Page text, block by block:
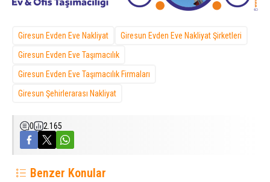
Giresun Evden Eve Nakliyat
Giresun Evden Eve Nakliyat Şirketleri
Giresun Evden Eve Taşımacılık
Giresun Evden Eve Taşımacılık Firmaları
Giresun Şehirlerarası Nakliyat
0 2.165
Benzer Konular